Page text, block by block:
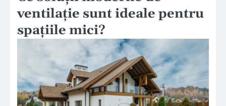
ventilație sunt ideale pentru
spațiile mici?